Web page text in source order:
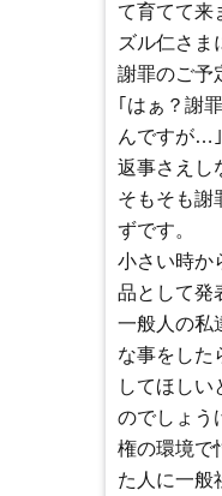
て育てて来
ズル仁さま
謝罪のご予
｢はぁ？謝
んですが…
返事さえし
そもそも謝
ずです。
小さい時か
品として発
一般人の私
な事をした
してほしい
のでしょう
権の環境で
た人に一般